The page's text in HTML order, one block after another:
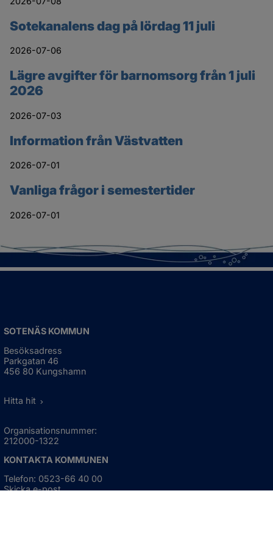
Sotekanalens dag på lördag 11 juli
2026-07-06
Lägre avgifter för barnomsorg från 1 juli
2026
2026-07-03
Information från Västvatten
2026-07-01
Vanliga frågor i semestertider
2026-07-01
SOTENÄS KOMMUN
Besöksadress
Parkgatan 46
456 80 Kungshamn
Hitta hit
Organisationsnummer:
212000-1322
KONTAKTA KOMMUNEN
Telefon: 0523-66 40 00
Skicka e-post